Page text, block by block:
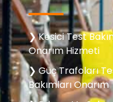
❯ Kesici Test
Onarım Hizmeti
❯ Güç Trafoları
Bakımları Onarım